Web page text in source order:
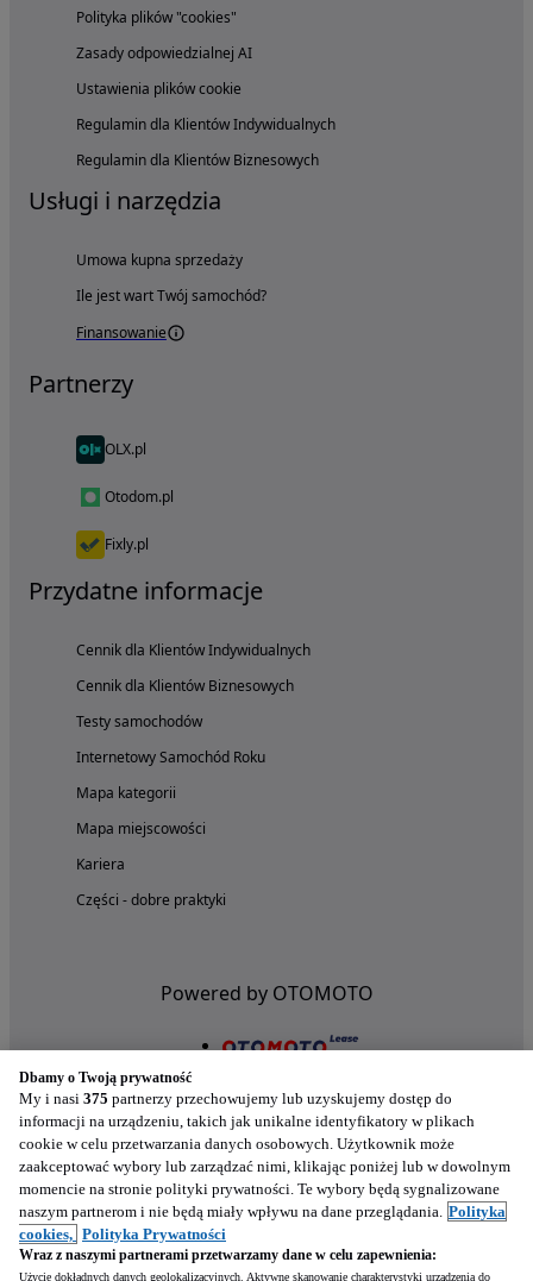
Polityka plików "cookies"
Zasady odpowiedzialnej AI
Ustawienia plików cookie
Regulamin dla Klientów Indywidualnych
Regulamin dla Klientów Biznesowych
Usługi i narzędzia
Umowa kupna sprzedaży
Ile jest wart Twój samochód?
Finansowanie
Partnerzy
OLX.pl
Otodom.pl
Fixly.pl
Przydatne informacje
Cennik dla Klientów Indywidualnych
Cennik dla Klientów Biznesowych
Testy samochodów
Internetowy Samochód Roku
Mapa kategorii
Mapa miejscowości
Kariera
Części - dobre praktyki
Powered by OTOMOTO
Nasze aplikacje w twoim telefonie
Dbamy o Twoją prywatność
My i nasi 375 partnerzy przechowujemy lub uzyskujemy dostęp do
informacji na urządzeniu, takich jak unikalne identyfikatory w plikach
cookie w celu przetwarzania danych osobowych. Użytkownik może
zaakceptować wybory lub zarządzać nimi, klikając poniżej lub w dowolnym
momencie na stronie polityki prywatności. Te wybory będą sygnalizowane
naszym partnerom i nie będą miały wpływu na dane przeglądania. Polityka
cookies, Polityka Prywatności
Wraz z naszymi partnerami przetwarzamy dane w celu zapewnienia:
Użycie dokładnych danych geolokalizacyjnych. Aktywne skanowanie charakterystyki urządzenia do